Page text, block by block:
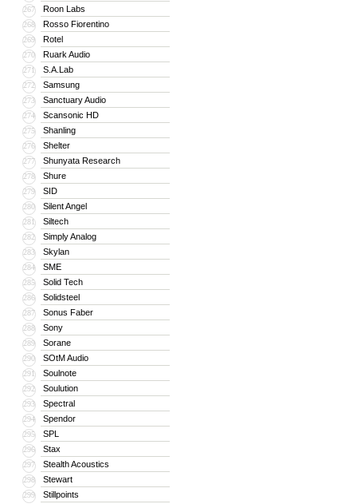
267 Roon Labs
268 Rosso Fiorentino
269 Rotel
270 Ruark Audio
271 S.A.Lab
272 Samsung
273 Sanctuary Audio
274 Scansonic HD
275 Shanling
276 Shelter
277 Shunyata Research
278 Shure
279 SID
280 Silent Angel
281 Siltech
282 Simply Analog
283 Skylan
284 SME
285 Solid Tech
286 Solidsteel
287 Sonus Faber
288 Sony
289 Sorane
290 SOtM Audio
291 Soulnote
292 Soulution
293 Spectral
294 Spendor
295 SPL
296 Stax
297 Stealth Acoustics
298 Stewart
299 Stillpoints